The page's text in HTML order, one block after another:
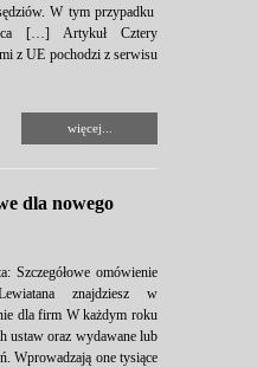
W tym przypadku
[…] Artykuł Cztery
z UE pochodzi z serwisu
więcej...
dla nowego
Szczegółowe omówienie
znajdziesz w
dla firm W każdym roku
ustaw oraz wydawane lub
Wprowadzają one tysiące